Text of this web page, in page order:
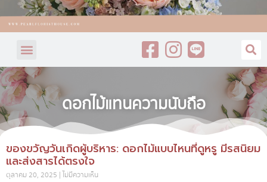
ดอกไม้แทนความนับถือ
ของขวัญวันเกิดผู้บริหาร: ดอกไม้แบบไหนที่ดูหรู มีรสนิยม
และส่งสารได้ตรงใจ
ตุลาคม 20, 2025 ไม่มีความเห็น